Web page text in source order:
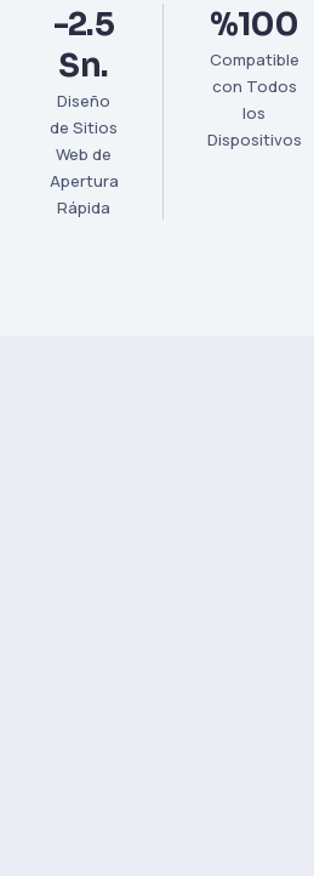
-2.5
Sn.
Diseño
de Sitios
Web de
Apertura
Rápida
%100
Compatible
con Todos
los
Dispositivos